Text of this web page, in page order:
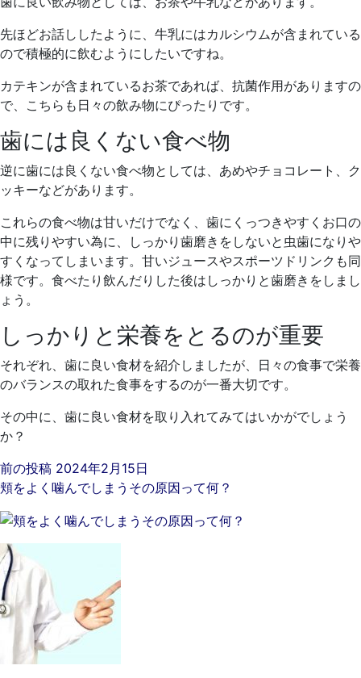
先ほどお話ししたように、牛乳にはカルシウムが含まれている
ので積極的に飲むようにしたいですね。
カテキンが含まれているお茶であれば、抗菌作用がありますの
で、こちらも日々の飲み物にぴったりです。
歯には良くない食べ物
逆に歯には良くない食べ物としては、あめやチョコレート、ク
ッキーなどがあります。
これらの食べ物は甘いだけでなく、歯にくっつきやすくお口の
中に残りやすい為に、しっかり歯磨きをしないと虫歯になりや
すくなってしまいます。甘いジュースやスポーツドリンクも同
様です。食べたり飲んだりした後はしっかりと歯磨きをしまし
ょう。
しっかりと栄養をとるのが重要
それぞれ、歯に良い食材を紹介しましたが、日々の食事で栄養
のバランスの取れた食事をするのが一番大切です。
その中に、歯に良い食材を取り入れてみてはいかがでしょう
か？
前の投稿 2024年2月15日
頬をよく噛んでしまうその原因って何？